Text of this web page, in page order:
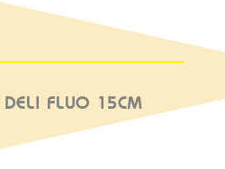
FLUO 15CM